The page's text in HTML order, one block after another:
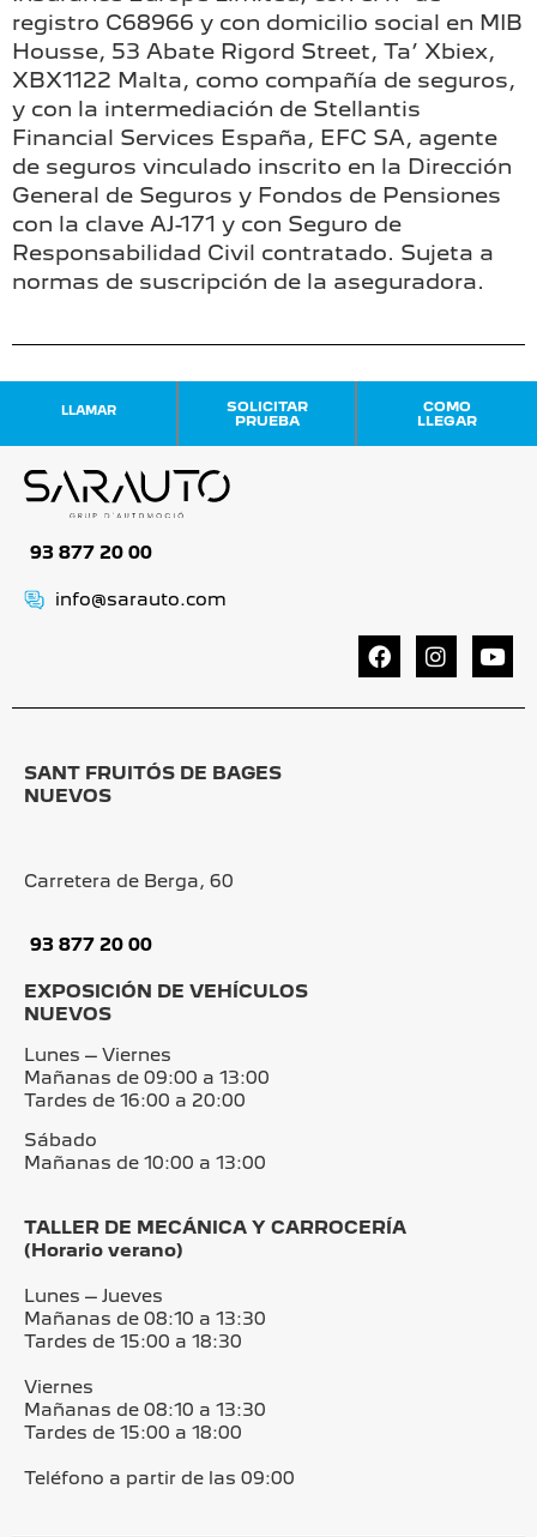
registro C68966 y con domicilio social en MIB
Housse, 53 Abate Rigord Street, Ta’ Xbiex,
XBX1122 Malta, como compañía de seguros,
y con la intermediación de Stellantis
Financial Services España, EFC SA, agente
de seguros vinculado inscrito en la Dirección
General de Seguros y Fondos de Pensiones
con la clave AJ-171 y con Seguro de
Responsabilidad Civil contratado. Sujeta a
normas de suscripción de la aseguradora.
LLAMAR
SOLICITAR
PRUEBA
COMO
LLEGAR
93 877 20 00
info@sarauto.com
SANT FRUITÓS DE BAGES
NUEVOS
Carretera de Berga, 60
93 877 20 00
EXPOSICIÓN DE VEHÍCULOS
NUEVOS
Lunes – Viernes
Mañanas de 09:00 a 13:00
Tardes de 16:00 a 20:00
Sábado
Mañanas de 10:00 a 13:00
TALLER DE MECÁNICA Y CARROCERÍA
(Horario verano)
Lunes – Jueves
Mañanas de 08:10 a 13:30
Tardes de 15:00 a 18:30
Viernes
Mañanas de 08:10 a 13:30
Tardes de 15:00 a 18:00
Teléfono a partir de las 09:00